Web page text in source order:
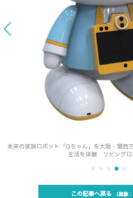
未来の家族ロボット「Qちゃん」を大阪・関
生活を体験 リビングロ
この記事へ戻る